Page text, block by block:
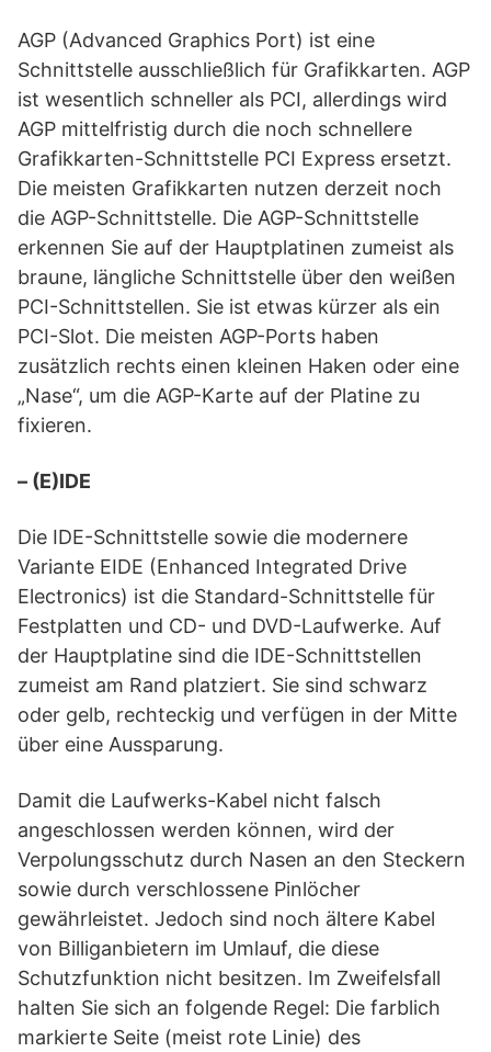
AGP (Advanced Graphics Port) ist eine
Schnittstelle ausschließlich für Grafikkarten. AGP
ist wesentlich schneller als PCI, allerdings wird
AGP mittelfristig durch die noch schnellere
Grafikkarten-Schnittstelle PCI Express ersetzt.
Die meisten Grafikkarten nutzen derzeit noch
die AGP-Schnittstelle. Die AGP-Schnittstelle
erkennen Sie auf der Hauptplatinen zumeist als
braune, längliche Schnittstelle über den weißen
PCI-Schnittstellen. Sie ist etwas kürzer als ein
PCI-Slot. Die meisten AGP-Ports haben
zusätzlich rechts einen kleinen Haken oder eine
„Nase“, um die AGP-Karte auf der Platine zu
fixieren.
– (E)IDE
Die IDE-Schnittstelle sowie die modernere
Variante EIDE (Enhanced Integrated Drive
Electronics) ist die Standard-Schnittstelle für
Festplatten und CD- und DVD-Laufwerke. Auf
der Hauptplatine sind die IDE-Schnittstellen
zumeist am Rand platziert. Sie sind schwarz
oder gelb, rechteckig und verfügen in der Mitte
über eine Aussparung.
Damit die Laufwerks-Kabel nicht falsch
angeschlossen werden können, wird der
Verpolungsschutz durch Nasen an den Steckern
sowie durch verschlossene Pinlöcher
gewährleistet. Jedoch sind noch ältere Kabel
von Billiganbietern im Umlauf, die diese
Schutzfunktion nicht besitzen. Im Zweifelsfall
halten Sie sich an folgende Regel: Die farblich
markierte Seite (meist rote Linie) des